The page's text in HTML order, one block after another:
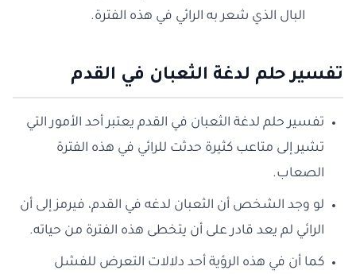
البال الذي شعر به الرائي في هذه الفترة.
تفسير حلم لدغة الثعبان في القدم
تفسير حلم لدغة الثعبان في القدم يعتبر أحد الأمور التي
تشير إلى متاعب كثيرة حدثت للرائي في هذه الفترة
الصعاب.
لو وجد الشخص أن الثعبان لدغه في القدم، فيرمز إلى أن
الرائي لم يعد قادر على أن يتخطى هذه الفترة من حياته.
كما أن في هذه الرؤية أحد دلالات التعرض للفشل